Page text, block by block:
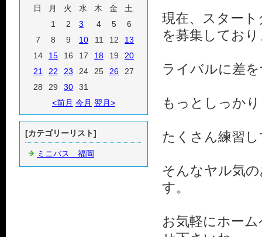
現在、スター
を募集してお
ライバルに差
もっとしっか
たくさん練習
そんなヤル気
す。
お気軽にホー
日
月 火 水 木 金
土
1
2 3 4 5
6
7
8 9 10 11 12
13
14
15 16 17 18 19
20
21
22 23 24 25 26
27
28
29 30
31
<前月 今月 翌月>
[カテゴリーリスト]
ミニバス 福岡